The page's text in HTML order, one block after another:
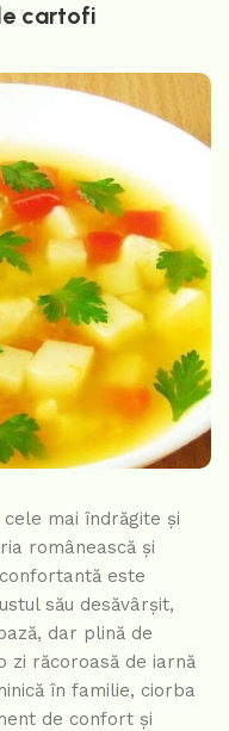
cartofi
mai îndrăgite și
românească și
este
său desăvârșit,
dar plină de
zi răcoroasă de iarnă
în familie, ciorba
de confort și